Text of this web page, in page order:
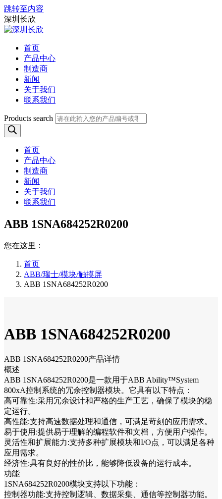
跳转至内容
深圳长欣
首页
产品中心
制造商
新闻
关于我们
联系我们
Products search
首页
产品中心
制造商
新闻
关于我们
联系我们
ABB 1SNA684252R0200
您在这里：
首页
ABB/瑞士/模块/触摸屏
ABB 1SNA684252R0200
ABB 1SNA684252R0200
ABB 1SNA684252R0200产品详情
概述
ABB 1SNA684252R0200是一款用于ABB Ability™System
800xA控制系统的冗余控制器模块。它具有以下特点：
高可靠性:采用冗余设计和严格的生产工艺，确保了模块的稳
定运行。
高性能:支持高速数据处理和通信，可满足苛刻的应用需求。
易于使用:提供易于理解的编程软件和文档，方便用户操作。
灵活性和扩展能力:支持多种扩展模块和I/O点，可以满足各种
应用需求。
经济性:具有良好的性价比，能够降低设备的运行成本。
功能
1SNA684252R0200模块支持以下功能：
控制器功能:支持控制逻辑、数据采集、通信等控制器功能。